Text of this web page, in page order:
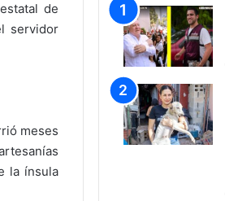
de
servidor
meses
la ínsula